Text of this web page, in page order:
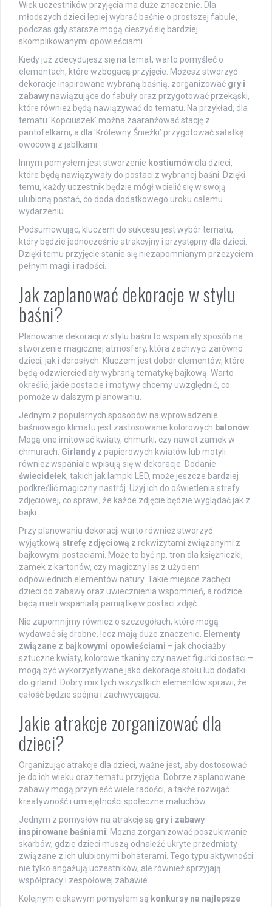
Wiek uczestników przyjęcia ma duże znaczenie. Dla
młodszych dzieci lepiej wybrać baśnie o prostszej fabule,
podczas gdy starsze mogą cieszyć się bardziej
skomplikowanymi opowieściami.
Kiedy już zdecydujesz się na temat, warto pomyśleć o
elementach, które wzbogacą przyjęcie. Możesz stworzyć
dekoracje inspirowane wybraną baśnią, zorganizować gry i
zabawy nawiązujące do fabuły oraz przygotować przekąski,
które również będą nawiązywać do tematu. Na przykład, dla
tematu 'Kopciuszek’ można zaaranżować stację z
pantofelkami, a dla 'Królewny Śnieżki’ przygotować sałatkę
owocową z jabłkami.
Innym pomysłem jest stworzenie kostiumów dla dzieci,
które będą nawiązywały do postaci z wybranej baśni. Dzięki
temu, każdy uczestnik będzie mógł wcielić się w swoją
ulubioną postać, co doda dodatkowego uroku całemu
wydarzeniu.
Podsumowując, kluczem do sukcesu jest wybór tematu,
który będzie jednocześnie atrakcyjny i przystępny dla dzieci.
Dzięki temu przyjęcie stanie się niezapomnianym przeżyciem
pełnym magii i radości.
Jak zaplanować dekoracje w stylu
baśni?
Planowanie dekoracji w stylu baśni to wspaniały sposób na
stworzenie magicznej atmosfery, która zachwyci zarówno
dzieci, jak i dorosłych. Kluczem jest dobór elementów, które
będą odzwierciedlały wybraną tematykę bajkową. Warto
określić, jakie postacie i motywy chcemy uwzględnić, co
pomoże w dalszym planowaniu.
Jednym z popularnych sposobów na wprowadzenie
baśniowego klimatu jest zastosowanie kolorowych balonów.
Mogą one imitować kwiaty, chmurki, czy nawet zamek w
chmurach. Girlandy z papierowych kwiatów lub motyli
również wspaniale wpisują się w dekoracje. Dodanie
świecidełek, takich jak lampki LED, może jeszcze bardziej
podkreślić magiczny nastrój. Użyj ich do oświetlenia strefy
zdjęciowej, co sprawi, że każde zdjęcie będzie wyglądać jak z
bajki.
Przy planowaniu dekoracji warto również stworzyć
wyjątkową strefę zdjęciową z rekwizytami związanymi z
bajkowymi postaciami. Może to być np. tron dla księżniczki,
zamek z kartonów, czy magiczny las z użyciem
odpowiednich elementów natury. Takie miejsce zachęci
dzieci do zabawy oraz uwiecznienia wspomnień, a rodzice
będą mieli wspaniałą pamiątkę w postaci zdjęć.
Nie zapomnijmy również o szczegółach, które mogą
wydawać się drobne, lecz mają duże znaczenie. Elementy
związane z bajkowymi opowieściami – jak chociażby
sztuczne kwiaty, kolorowe tkaniny czy nawet figurki postaci –
mogą być wykorzystywane jako dekoracje stołu lub dodatki
do girland. Dobry mix tych wszystkich elementów sprawi, że
całość będzie spójna i zachwycająca.
Jakie atrakcje zorganizować dla
dzieci?
Organizując atrakcje dla dzieci, ważne jest, aby dostosować
je do ich wieku oraz tematu przyjęcia. Dobrze zaplanowane
zabawy mogą przynieść wiele radości, a także rozwijać
kreatywność i umiejętności społeczne maluchów.
Jednym z pomysłów na atrakcję są gry i zabawy
inspirowane baśniami. Można zorganizować poszukiwanie
skarbów, gdzie dzieci muszą odnaleźć ukryte przedmioty
związane z ich ulubionymi bohaterami. Tego typu aktywności
nie tylko angażują uczestników, ale również sprzyjają
współpracy i zespołowej zabawie.
Kolejnym ciekawym pomysłem są konkursy na najlepsze